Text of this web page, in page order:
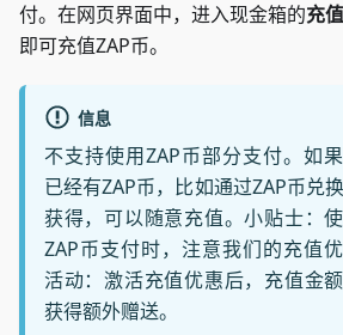
付。在网页界面中，进入现金箱的充值
即可充值ZAP币。
信息
不支持使用ZAP币部分支付。如
已经有ZAP币，比如通过ZAP币兑
获得，可以随意充值。小贴士：
ZAP币支付时，注意我们的充值
活动：激活充值优惠后，充值金
获得额外赠送。